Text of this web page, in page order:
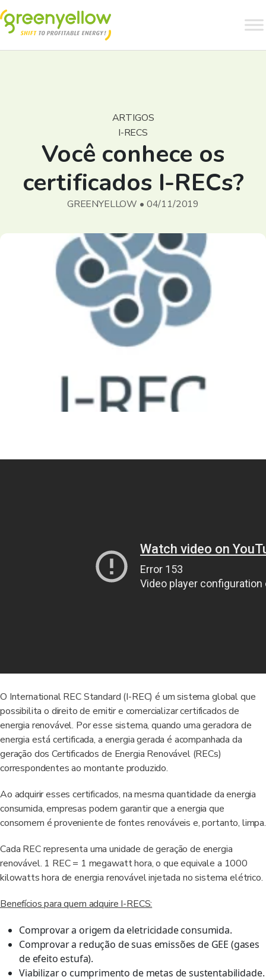
ARTIGOS
I-RECS
Você conhece os
certificados I-RECs?
GREENYELLOW • 04/11/2019
O International REC Standard (I-REC) é um sistema global que
possibilita o direito de emitir e comercializar certificados de
energia renovável. Por esse sistema, quando uma geradora de
energia está certificada, a energia gerada é acompanhada da
geração dos Certificados de Energia Renovável (RECs)
correspondentes ao montante produzido.
Ao adquirir esses certificados, na mesma quantidade da energia
consumida, empresas podem garantir que a energia que
consomem é proveniente de fontes renováveis e, portanto, limpa.
Cada REC representa uma unidade de geração de energia
renovável. 1 REC = 1 megawatt hora, o que equivale a 1000
kilowatts hora de energia renovável injetada no sistema elétrico.
Benefícios para quem adquire I-RECS:
Comprovar a origem da eletricidade consumida.
Comprovar a redução de suas emissões de GEE (gases
de efeito estufa).
Viabilizar o cumprimento de metas de sustentabilidade.